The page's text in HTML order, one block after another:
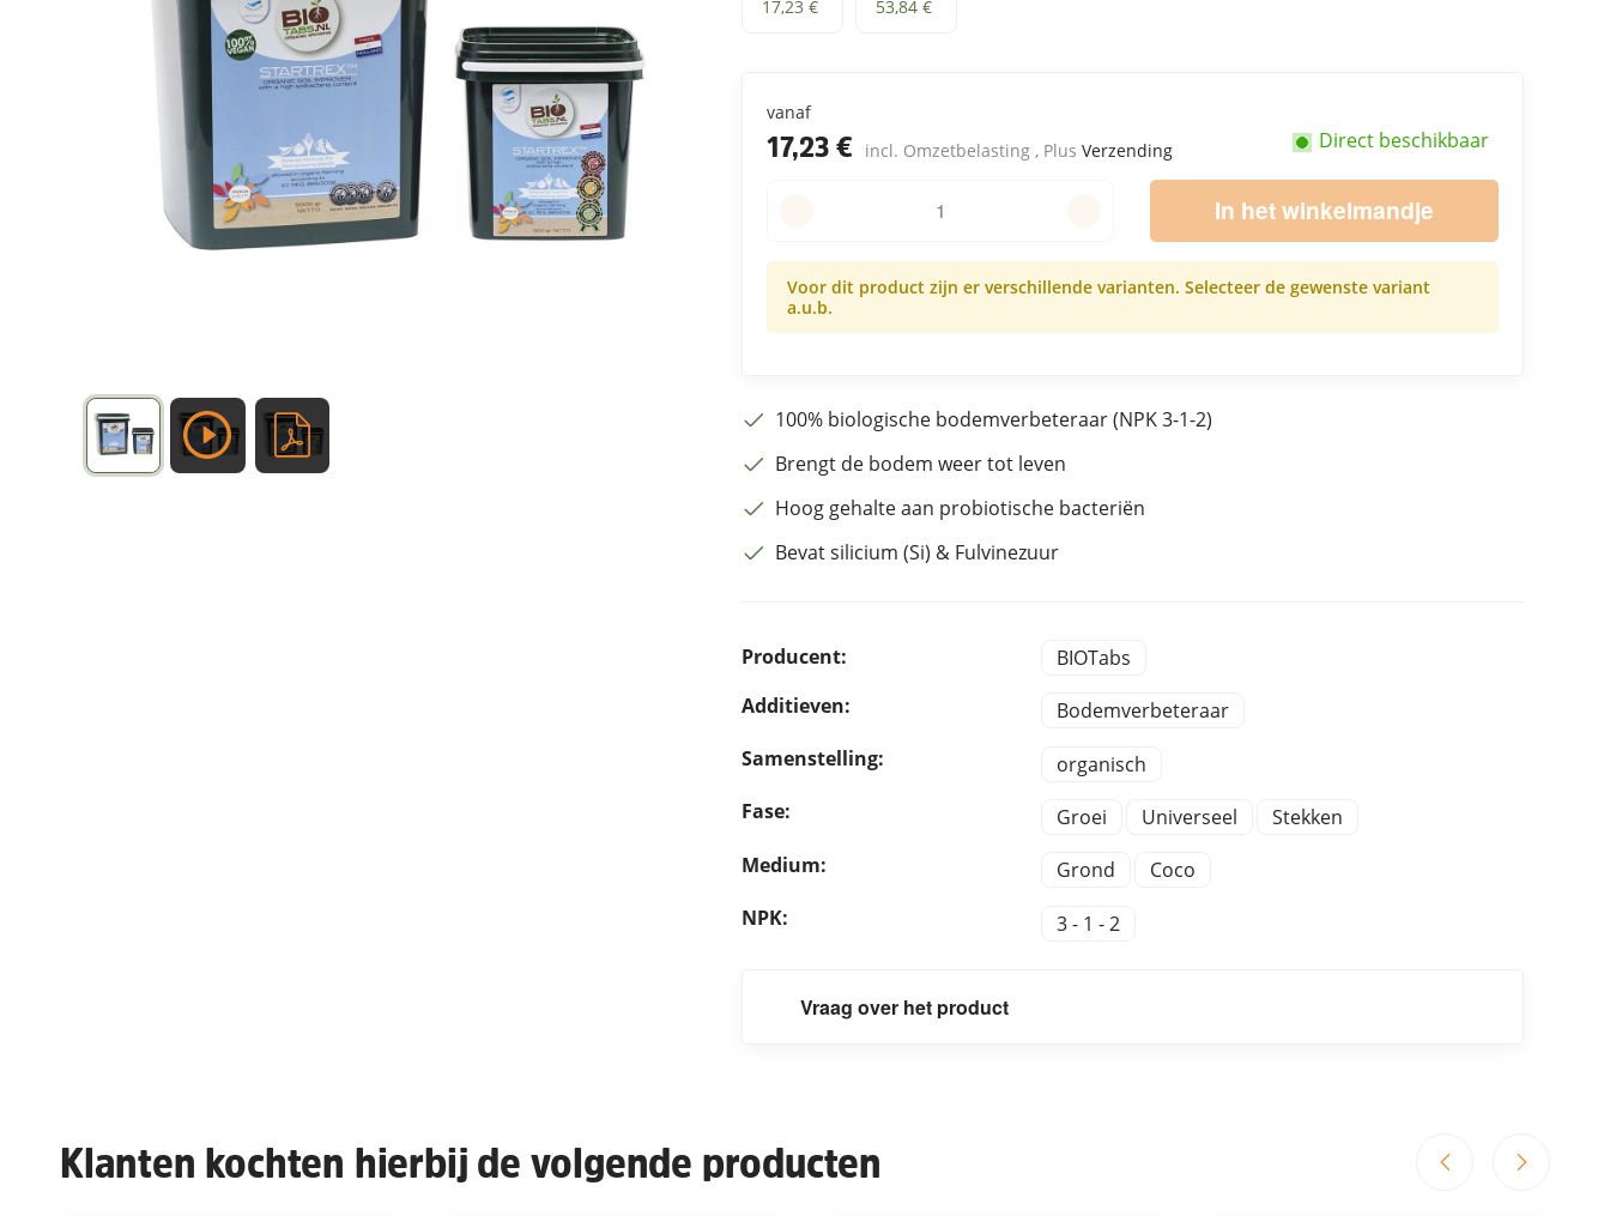
17,23 € 53,84 €
vanaf
17,23 € incl. Omzetbelasting , PlusVerzending Direct beschikbaar
In het winkelmandje
Voor dit product zijn er verschillende varianten. Selecteer de gewenste variant
a.u.b.
100% biologische bodemverbeteraar (NPK 3-1-2)
Brengt de bodem weer tot leven
Hoog gehalte aan probiotische bacteriën
Bevat silicium (Si) & Fulvinezuur
Producent:
BIOTabs
Additieven:
Bodemverbeteraar
Samenstelling:
organisch
Fase:
Groei Universeel
Stekken
Medium:
Grond
Coco
NPK:
3 - 1 - 2
Vraag over het product
Klanten kochten hierbij de volgende producten